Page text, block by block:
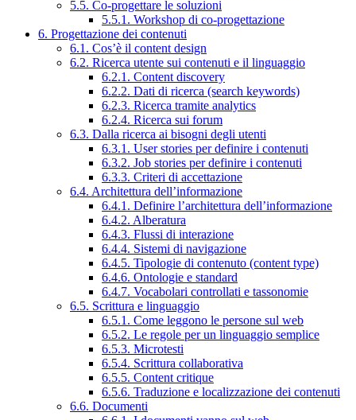
5.5. Co-progettare le soluzioni
5.5.1. Workshop di co-progettazione
6. Progettazione dei contenuti
6.1. Cos’è il content design
6.2. Ricerca utente sui contenuti e il linguaggio
6.2.1. Content discovery
6.2.2. Dati di ricerca (search keywords)
6.2.3. Ricerca tramite analytics
6.2.4. Ricerca sui forum
6.3. Dalla ricerca ai bisogni degli utenti
6.3.1. User stories per definire i contenuti
6.3.2. Job stories per definire i contenuti
6.3.3. Criteri di accettazione
6.4. Architettura dell’informazione
6.4.1. Definire l’architettura dell’informazione
6.4.2. Alberatura
6.4.3. Flussi di interazione
6.4.4. Sistemi di navigazione
6.4.5. Tipologie di contenuto (content type)
6.4.6. Ontologie e standard
6.4.7. Vocabolari controllati e tassonomie
6.5. Scrittura e linguaggio
6.5.1. Come leggono le persone sul web
6.5.2. Le regole per un linguaggio semplice
6.5.3. Microtesti
6.5.4. Scrittura collaborativa
6.5.5. Content critique
6.5.6. Traduzione e localizzazione dei contenuti
6.6. Documenti